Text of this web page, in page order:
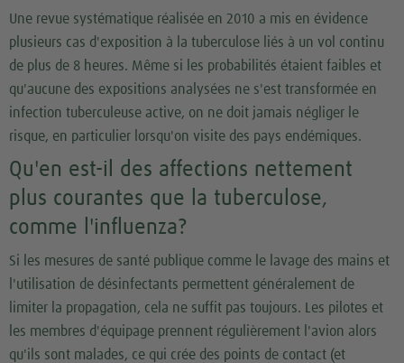
Une revue systématique réalisée en 2010 a mis en évidence
plusieurs cas d'exposition à la tuberculose liés à un vol continu
de plus de 8 heures. Même si les probabilités étaient faibles et
qu'aucune des expositions analysées ne s'est transformée en
infection tuberculeuse active, on ne doit jamais négliger le
risque, en particulier lorsqu'on visite des pays endémiques.
Qu'en est-il des affections nettement
plus courantes que la tuberculose,
comme l'influenza?
Si les mesures de santé publique comme le lavage des mains et
l'utilisation de désinfectants permettent généralement de
limiter la propagation, cela ne suffit pas toujours. Les pilotes et
les membres d'équipage prennent régulièrement l'avion alors
qu'ils sont malades, ce qui crée des points de contact (et